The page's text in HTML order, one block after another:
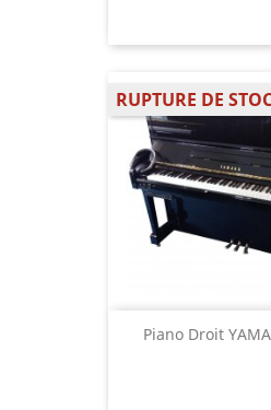
Piano Droit
RUPTURE DE